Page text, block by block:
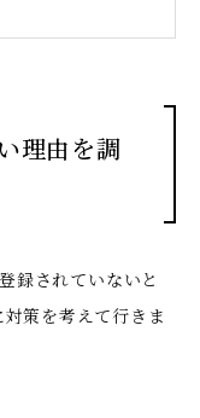
理由を調
録されていないと
策を考えて行きま